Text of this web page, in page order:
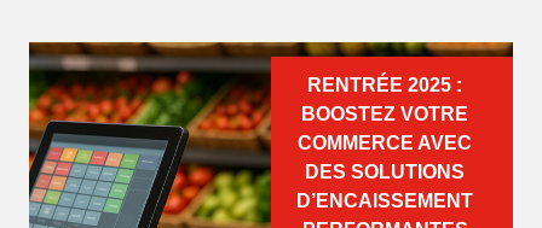
RENTRÉE 2025 :
BOOSTEZ VOTRE
COMMERCE AVEC
DES SOLUTIONS
D’ENCAISSEMENT